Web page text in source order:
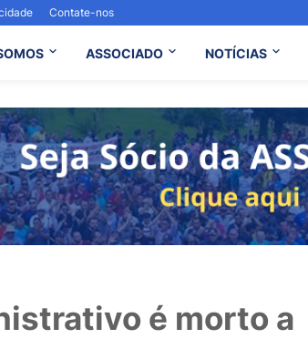
Contate-nos
ASSOCIADO NOTÍCIAS
é morto a